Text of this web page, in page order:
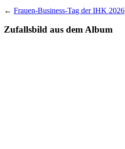
← Frauen-Business-Tag der IHK 2026
Zufallsbild aus dem Album